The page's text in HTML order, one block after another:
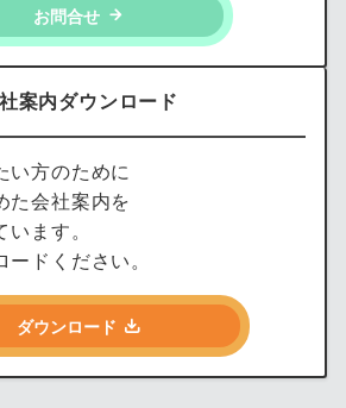
お問合せ
案内ダウンロード
い方のために
た会社案内を
ます。
ドください。
ダウンロード